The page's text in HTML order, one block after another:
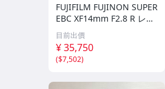
攝影棚燈設備
相片印表機
FUJIFILM FUJINON SUPER
EBC XF14mm F2.8 R レン
ズ 中古 Y11426627
目前出價
¥ 35,750
($7,502)